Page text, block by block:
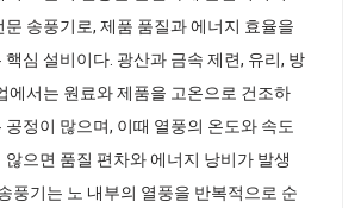
문 송풍기로, 제품 품질과 에너지 효율을
심 설비이다. 광산과 금속 제련, 유리, 방
에서는 원료와 제품을 고온으로 건조하
정이 많으며, 이때 열풍의 온도와 속도
않으면 품질 편차와 에너지 낭비가 발생
풍기는 노 내부의 열풍을 반복적으로 순